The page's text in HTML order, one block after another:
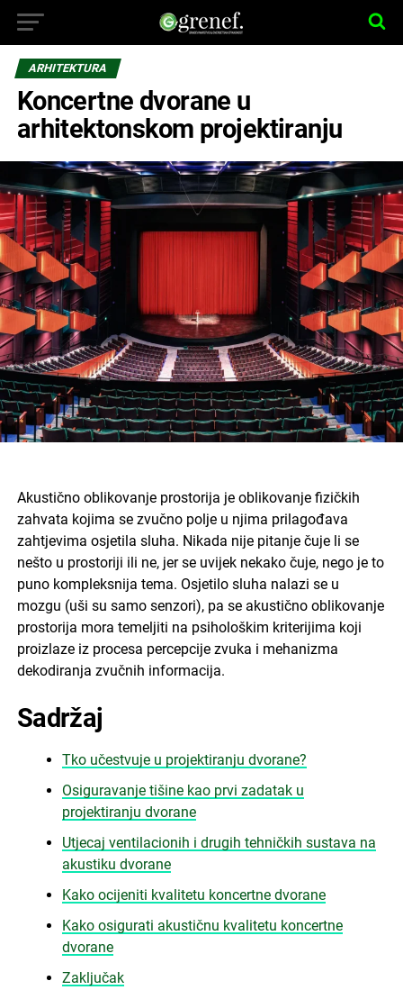
ARHITEKTURA
Koncertne dvorane u
arhitektonskom projektiranju
Akustično oblikovanje prostorija je oblikovanje fizičkih
zahvata kojima se zvučno polje u njima prilagođava
zahtjevima osjetila sluha. Nikada nije pitanje čuje li se
nešto u prostoriji ili ne, jer se uvijek nekako čuje, nego je to
puno kompleksnija tema. Osjetilo sluha nalazi se u
mozgu (uši su samo senzori), pa se akustično oblikovanje
prostorija mora temeljiti na psihološkim kriterijima koji
proizlaze iz procesa percepcije zvuka i mehanizma
dekodiranja zvučnih informacija.
Sadržaj
Tko učestvuje u projektiranju dvorane?
Osiguravanje tišine kao prvi zadatak u
projektiranju dvorane
Utjecaj ventilacionih i drugih tehničkih sustava na
akustiku dvorane
Kako ocijeniti kvalitetu koncertne dvorane
Kako osigurati akustičnu kvalitetu koncertne
dvorane
Zaključak